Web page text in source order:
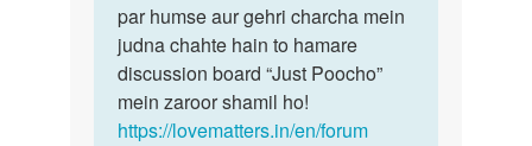
par humse aur gehri charcha mein
judna chahte hain to hamare
discussion board “Just Poocho”
mein zaroor shamil ho!
https://lovematters.in/en/forum